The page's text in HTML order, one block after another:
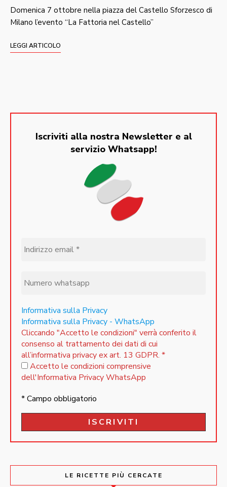
Domenica 7 ottobre nella piazza del Castello Sforzesco di
Milano l’evento “La Fattoria nel Castello”
LEGGI ARTICOLO
Iscriviti alla nostra Newsletter e al
servizio Whatsapp!
Informativa sulla Privacy
Informativa sulla Privacy - WhatsApp
Cliccando "Accetto le condizioni" verrà conferito il
consenso al trattamento dei dati di cui
all’informativa privacy ex art. 13 GDPR. *
Accetto le condizioni comprensive
dell'Informativa Privacy WhatsApp
* Campo obbligatorio
LE RICETTE PIÙ CERCATE